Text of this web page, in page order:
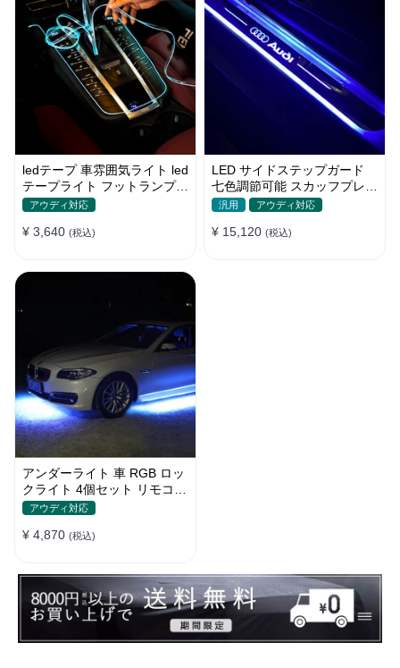
ledテープ 車雰囲気ライト led
テープライト フットランプ
車内装飾 USB 3メートル
アウディ対応
¥ 3,640 (税込)
LED サイドステップガード
七色調節可能 スカッフプレー
ト 自動変色 配線不要 自動変
汎用 アウディ対応
¥ 15,120 (税込)
アンダーライト 車 RGB ロッ
クライト 4個セット リモコン
付き ボタンスイッチ付き 多
装飾用 防水 おしゃれ
アウディ対応
¥ 4,870 (税込)